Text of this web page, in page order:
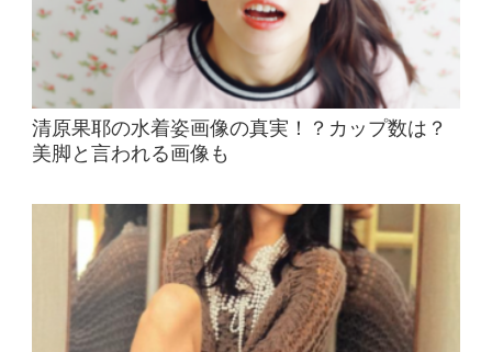
清原果耶の水着姿画像の真実！？カップ数は？
美脚と言われる画像も